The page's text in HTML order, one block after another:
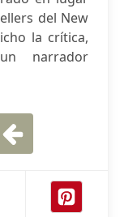
del New
la crítica,
narrador